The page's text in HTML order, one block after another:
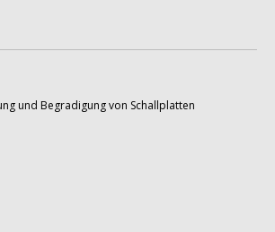
und Begradigung von Schallplatten